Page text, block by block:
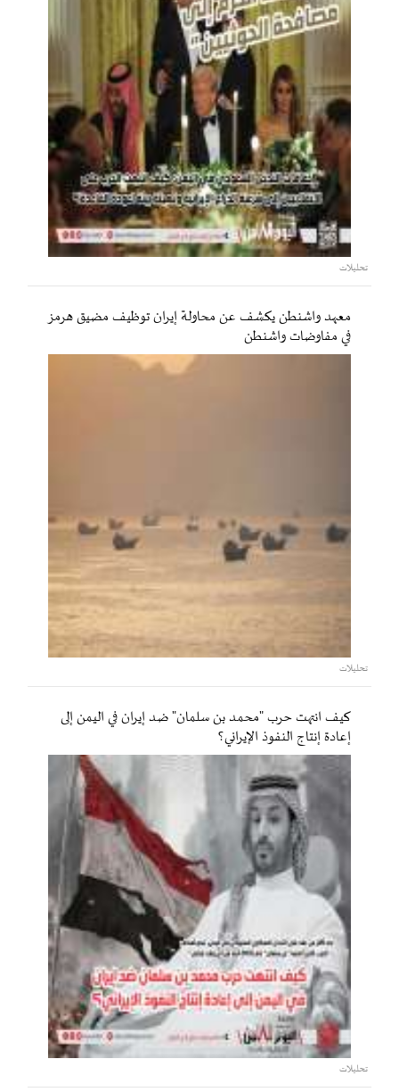
تحليلات
معهد واشنطن يكشف عن محاولة إيران توظيف مضيق هرمز
في مفاوضات واشنطن
تحليلات
كيف انتهت حرب "محمد بن سلمان" ضد إيران في اليمن إلى
إعادة إنتاج النفوذ الإيراني؟
تحليلات